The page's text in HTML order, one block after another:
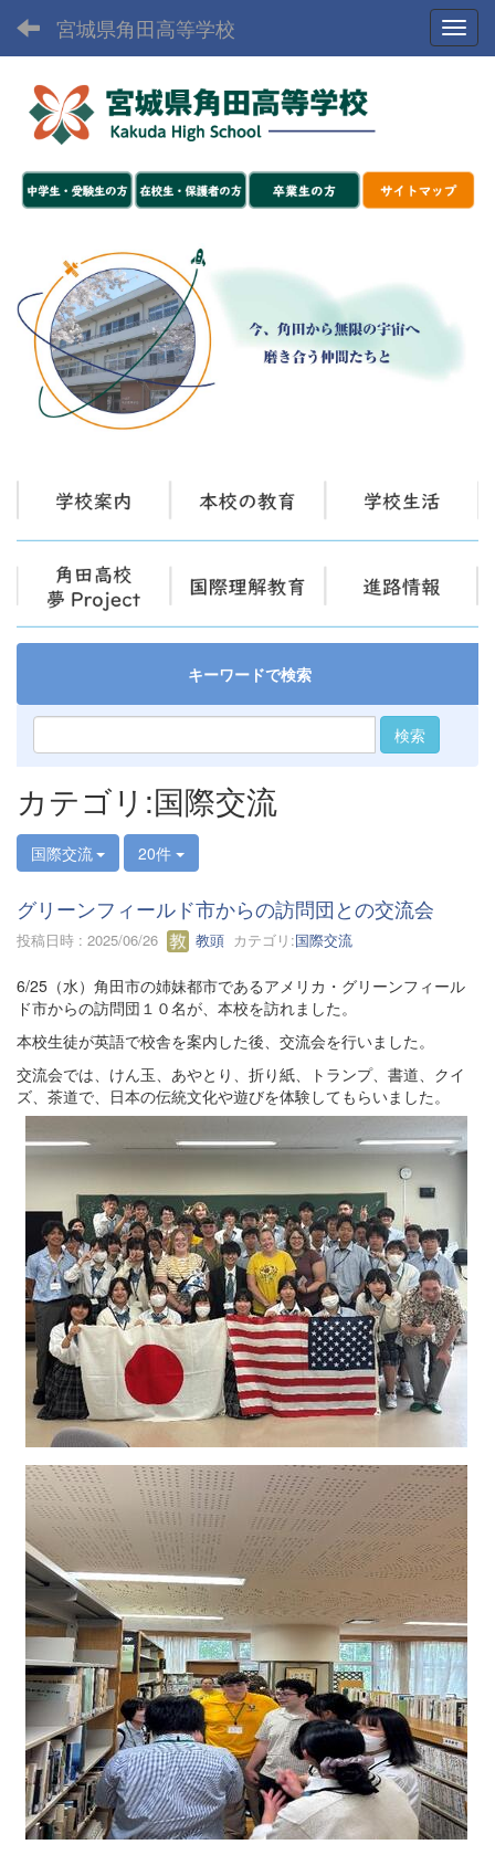
宮城県角田高等学校
キーワードで検索
検索
カテゴリ:国際交流
国際交流 20件
グリーンフィールド市からの訪問団との交流会
投稿日時 : 2025/06/26 教頭 カテゴリ:国際交流
6/25（水）角田市の姉妹都市であるアメリカ・グリーンフィール
ド市からの訪問団１０名が、本校を訪れました。
本校生徒が英語で校舎を案内した後、交流会を行いました。
交流会では、けん玉、あやとり、折り紙、トランプ、書道、クイ
ズ、茶道で、日本の伝統文化や遊びを体験してもらいました。